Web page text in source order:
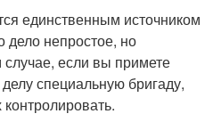
единственным источником
дело непростое, но
если вы примете
специальную бригаду,